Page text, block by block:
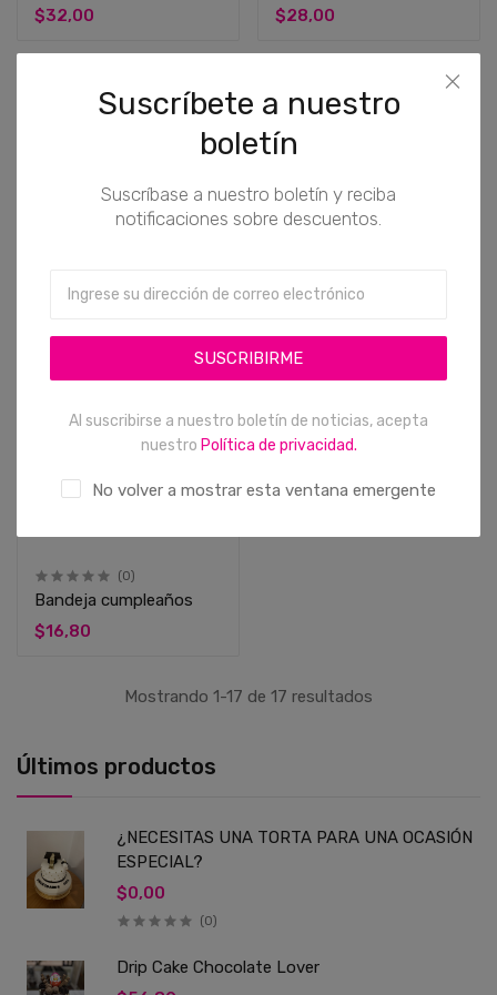
Últimos productos
¿NECESITAS UNA TORTA PARA UNA OCASIÓN
ESPECIAL?
$0,00
(0)
Drip Cake Chocolate Lover
$32,00 $28,00
Corazón frutillas y rosas
Cajita de dulces
(0)
Bandeja cumpleaños
$16,80
Mostrando 1-17 de 17 resultados
Suscríbete a nuestro
boletín
Suscríbase a nuestro boletín y reciba
notificaciones sobre descuentos.
SUSCRIBIRME
Al suscribirse a nuestro boletín de noticias, acepta
nuestro Política de privacidad.
No volver a mostrar esta ventana emergente